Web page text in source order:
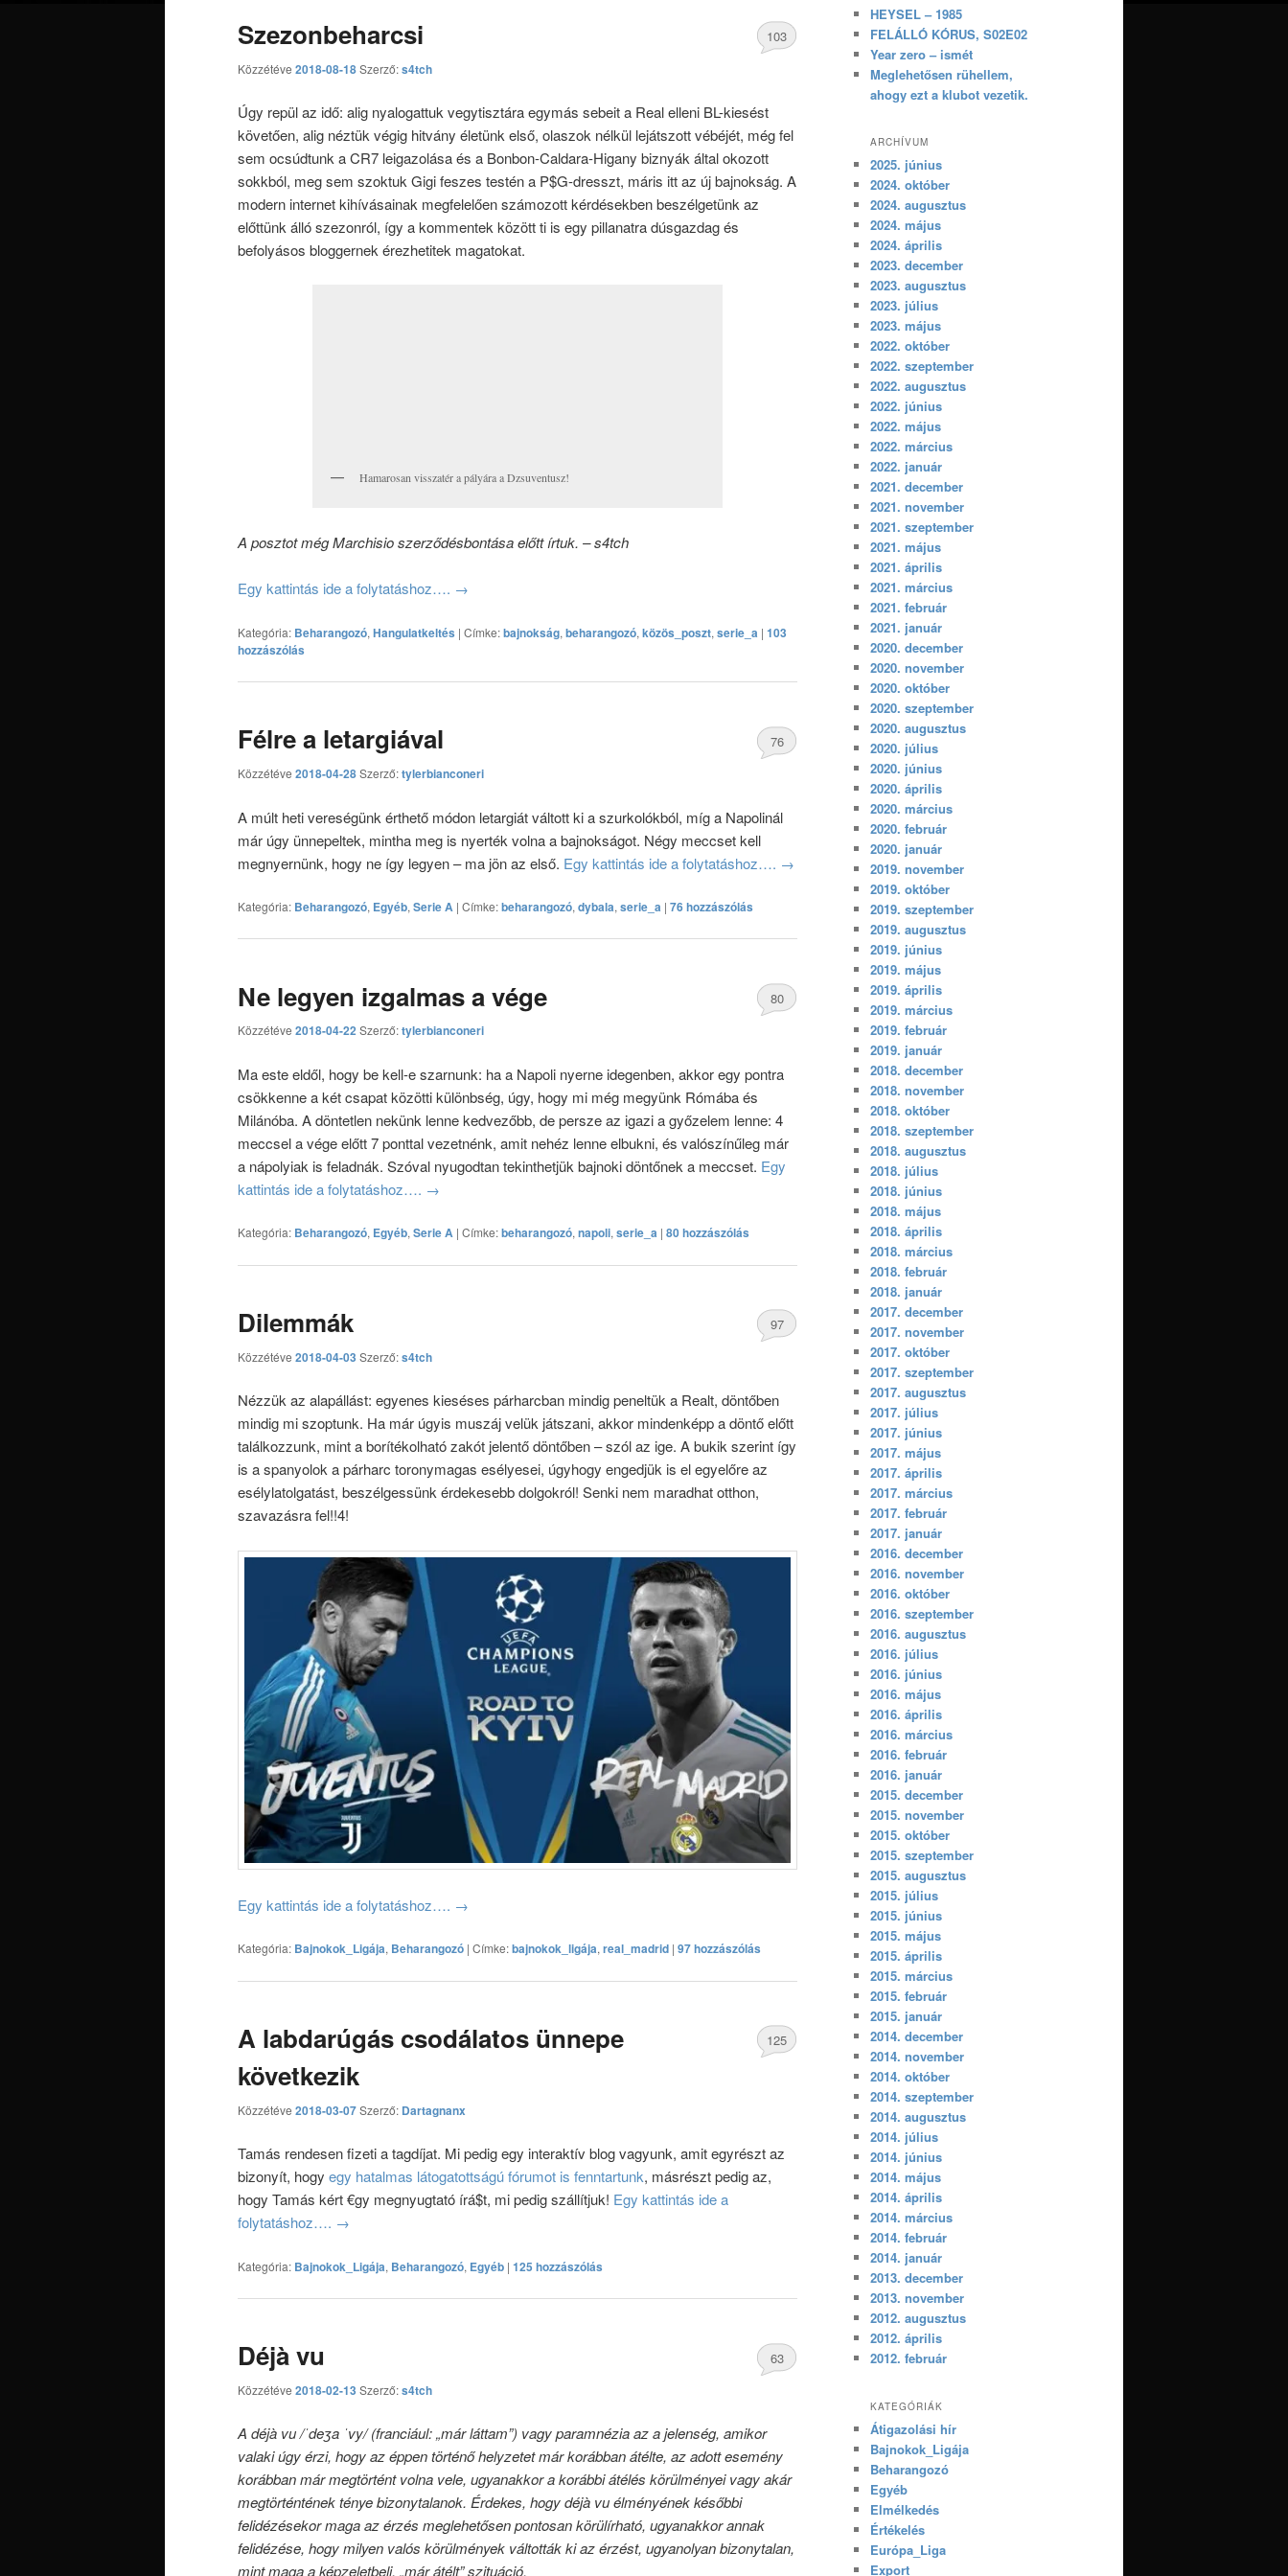
Szezonbeharcsi
Közzétéve 2018-08-18Szerző:s4tch
103
Úgy repül az idő: alig nyalogattuk vegytisztára egymás sebeit a Real elleni BL-kiesést
követően, alig néztük végig hitvány életünk első, olaszok nélkül lejátszott vébéjét, még fel
sem ocsúdtunk a CR7 leigazolása és a Bonbon-Caldara-Higany biznyák által okozott
sokkból, meg sem szoktuk Gigi feszes testén a P$G-dresszt, máris itt az új bajnokság. A
modern internet kihívásainak megfelelően számozott kérdésekben beszélgetünk az
előttünk álló szezonról, így a kommentek között ti is egy pillanatra dúsgazdag és
befolyásos bloggernek érezhetitek magatokat.
Hamarosan visszatér a pályára a Dzsuventusz!
A posztot még Marchisio szerződésbontása előtt írtuk. – s4tch
Egy kattintás ide a folytatáshoz…. →
Kategória: Beharangozó, Hangulatkeltés | Címke:bajnokság, beharangozó, közös_poszt, serie_a | 103
hozzászólás
Félre a letargiával
Közzétéve 2018-04-28Szerző:tylerbianconeri
76
A múlt heti vereségünk érthető módon letargiát váltott ki a szurkolókból, míg a Napolinál
már úgy ünnepeltek, mintha meg is nyerték volna a bajnokságot. Négy meccset kell
megnyernünk, hogy ne így legyen – ma jön az első. Egy kattintás ide a folytatáshoz…. →
Kategória: Beharangozó, Egyéb, Serie A | Címke:beharangozó, dybala, serie_a | 76 hozzászólás
Ne legyen izgalmas a vége
Közzétéve 2018-04-22Szerző:tylerbianconeri
80
Ma este eldől, hogy be kell-e szarnunk: ha a Napoli nyerne idegenben, akkor egy pontra
csökkenne a két csapat közötti különbség, úgy, hogy mi még megyünk Rómába és
Milánóba. A döntetlen nekünk lenne kedvezőbb, de persze az igazi a győzelem lenne: 4
meccsel a vége előtt 7 ponttal vezetnénk, amit nehéz lenne elbukni, és valószínűleg már
a nápolyiak is feladnák. Szóval nyugodtan tekinthetjük bajnoki döntőnek a meccset. Egy
kattintás ide a folytatáshoz…. →
Kategória: Beharangozó, Egyéb, Serie A | Címke:beharangozó, napoli, serie_a | 80 hozzászólás
Dilemmák
Közzétéve 2018-04-03 Szerző:s4tch
97
Nézzük az alapállást: egyenes kieséses párharcban mindig peneltük a Realt, döntőben
mindig mi szoptunk. Ha már úgyis muszáj velük játszani, akkor mindenképp a döntő előtt
találkozzunk, mint a borítékolható zakót jelentő döntőben – szól az ige. A bukik szerint így
is a spanyolok a párharc toronymagas esélyesei, úgyhogy engedjük is el egyelőre az
esélylatolgatást, beszélgessünk érdekesebb dolgokról! Senki nem maradhat otthon,
szavazásra fel!!4!
Egy kattintás ide a folytatáshoz…. →
Kategória: Bajnokok_Ligája, Beharangozó | Címke:bajnokok_ligája, real_madrid | 97 hozzászólás
A labdarúgás csodálatos ünnepe
következik
Közzétéve 2018-03-07Szerző: Dartagnanx
125
Tamás rendesen fizeti a tagdíjat. Mi pedig egy interaktív blog vagyunk, amit egyrészt az
bizonyít, hogy egy hatalmas látogatottságú fórumot is fenntartunk, másrészt pedig az,
hogy Tamás kért €gy megnyugtató írá$t, mi pedig szállítjuk! Egy kattintás ide a
folytatáshoz…. →
Kategória: Bajnokok_Ligája, Beharangozó, Egyéb | 125 hozzászólás
Déjà vu
Közzétéve 2018-02-13 Szerző:s4tch
63
A déjà vu /ˈdeʒa ˈvy/ (franciául: „már láttam”) vagy paramnézia az a jelenség, amikor
valaki úgy érzi, hogy az éppen történő helyzetet már korábban átélte, az adott esemény
korábban már megtörtént volna vele, ugyanakkor a korábbi átélés körülményei vagy akár
megtörténtének ténye bizonytalanok. Érdekes, hogy déjà vu élményének későbbi
felidézésekor maga az érzés meglehetősen pontosan körülírható, ugyanakkor annak
felidézése, hogy milyen valós körülmények váltották ki az érzést, ugyanolyan bizonytalan,
mint maga a képzeletbeli, „már átélt” szituáció.
HEYSEL – 1985
FELÁLLÓ KÓRUS, S02E02
Year zero – ismét
Meglehetősen rühellem,
ahogy ezt a klubot vezetik.
ARCHÍVUM
2025. június
2024. október
2024. augusztus
2024. május
2024. április
2023. december
2023. augusztus
2023. július
2023. május
2022. október
2022. szeptember
2022. augusztus
2022. június
2022. május
2022. március
2022. január
2021. december
2021. november
2021. szeptember
2021. május
2021. április
2021. március
2021. február
2021. január
2020. december
2020. november
2020. október
2020. szeptember
2020. augusztus
2020. július
2020. június
2020. április
2020. március
2020. február
2020. január
2019. november
2019. október
2019. szeptember
2019. augusztus
2019. június
2019. május
2019. április
2019. március
2019. február
2019. január
2018. december
2018. november
2018. október
2018. szeptember
2018. augusztus
2018. július
2018. június
2018. május
2018. április
2018. március
2018. február
2018. január
2017. december
2017. november
2017. október
2017. szeptember
2017. augusztus
2017. július
2017. június
2017. május
2017. április
2017. március
2017. február
2017. január
2016. december
2016. november
2016. október
2016. szeptember
2016. augusztus
2016. július
2016. június
2016. május
2016. április
2016. március
2016. február
2016. január
2015. december
2015. november
2015. október
2015. szeptember
2015. augusztus
2015. július
2015. június
2015. május
2015. április
2015. március
2015. február
2015. január
2014. december
2014. november
2014. október
2014. szeptember
2014. augusztus
2014. július
2014. június
2014. május
2014. április
2014. március
2014. február
2014. január
2013. december
2013. november
2012. augusztus
2012. április
2012. február
KATEGÓRIÁK
Átigazolási hír
Bajnokok_Ligája
Beharangozó
Egyéb
Elmélkedés
Értékelés
Európa_Liga
Export